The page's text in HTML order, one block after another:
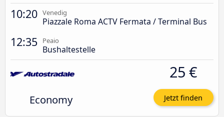
10:20 Venedig
Piazzale Roma ACTV Fermata / Terminal Bus
12:35 Peaio
Bushaltestelle
Economy
25 €
Jetzt finden